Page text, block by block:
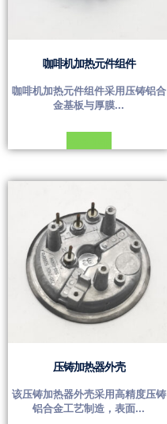
咖啡机加热元件组件
咖啡机加热元件组件采用压铸铝合
金基板与厚膜...
压铸加热器外壳
该压铸加热器外壳采用高精度压铸
铝合金工艺制造，表面...